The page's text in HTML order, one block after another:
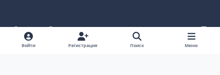
Светлый режим
Темный режим
Как в системе
v
k
Политика конфиденциальности
Войти Регистрация Поиск Меню